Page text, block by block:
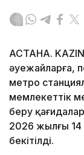
АСТАНА.
әуежайларға,
метро
мемлекеттік
беру
2026 жылғы 14
бекітілді.